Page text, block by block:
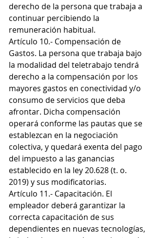
derecho de la persona que trabaja a
continuar percibiendo la
remuneración habitual.
Artículo 10.- Compensación de
Gastos. La persona que trabaja bajo
la modalidad del teletrabajo tendrá
derecho a la compensación por los
mayores gastos en conectividad y/o
consumo de servicios que deba
afrontar. Dicha compensación
operará conforme las pautas que se
establezcan en la negociación
colectiva, y quedará exenta del pago
del impuesto a las ganancias
establecido en la ley 20.628 (t. o.
2019) y sus modificatorias.
Artículo 11.- Capacitación. El
empleador deberá garantizar la
correcta capacitación de sus
dependientes en nuevas tecnologías,